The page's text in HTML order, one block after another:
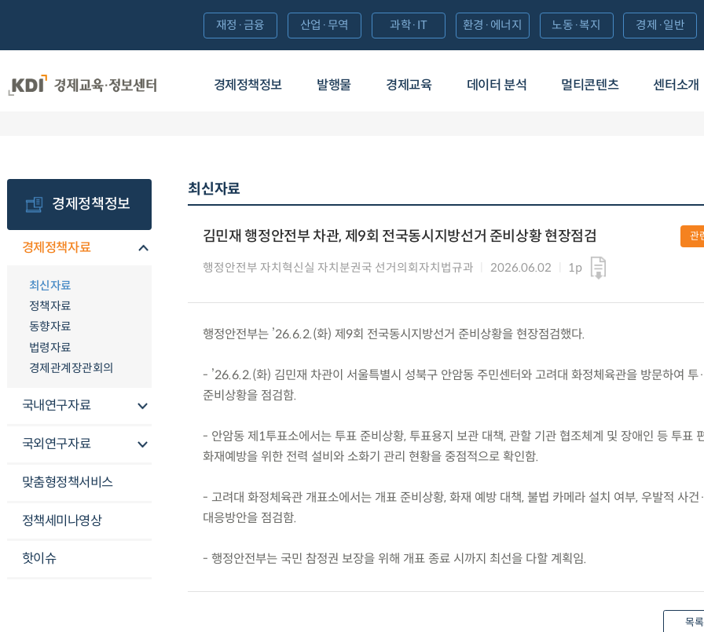
경제정책정보 발행물 경제교육 데이터 분석 멀티콘텐츠 센터소개
재정·금융 산업·무역 과학·IT 환경·에너지 노동·복지 경제·일반
경제정책정보
경제정책자료
최신자료
정책자료
동향자료
법령자료
경제관계장관회의
국내연구자료
국외연구자료
맞춤형정책서비스
정책세미나영상
핫이슈
최신자료
김민재 행정안전부 차관, 제9회 전국동시지방선거 준비상황 현장점검
행정안전부 자치혁신실 자치분권국 선거의회자치법규과 2026.06.02 1p
관
행정안전부는 ’26.6.2.(화) 제9회 전국동시지방선거 준비상황을 현장점검했다.
- ’26.6.2.(화) 김민재 차관이 서울특별시 성북구 안암동 주민센터와 고려대 화정체육관을 방문하여 투
준비상황을 점검함.
- 안암동 제1투표소에서는 투표 준비상황, 투표용지 보관 대책, 관할 기관 협조체계 및 장애인 등 투표
화재예방을 위한 전력 설비와 소화기 관리 현황을 중점적으로 확인함.
- 고려대 화정체육관 개표소에서는 개표 준비상황, 화재 예방 대책, 불법 카메라 설치 여부, 우발적 사건
대응방안을 점검함.
- 행정안전부는 국민 참정권 보장을 위해 개표 종료 시까지 최선을 다할 계획임.
목